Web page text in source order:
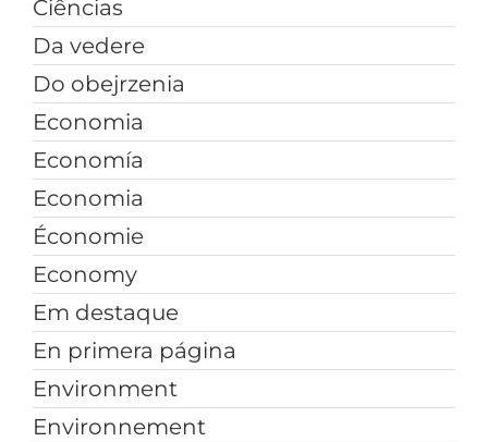
Ciências
Da vedere
Do obejrzenia
Economia
Economía
Economia
Économie
Economy
Em destaque
En primera página
Environment
Environnement